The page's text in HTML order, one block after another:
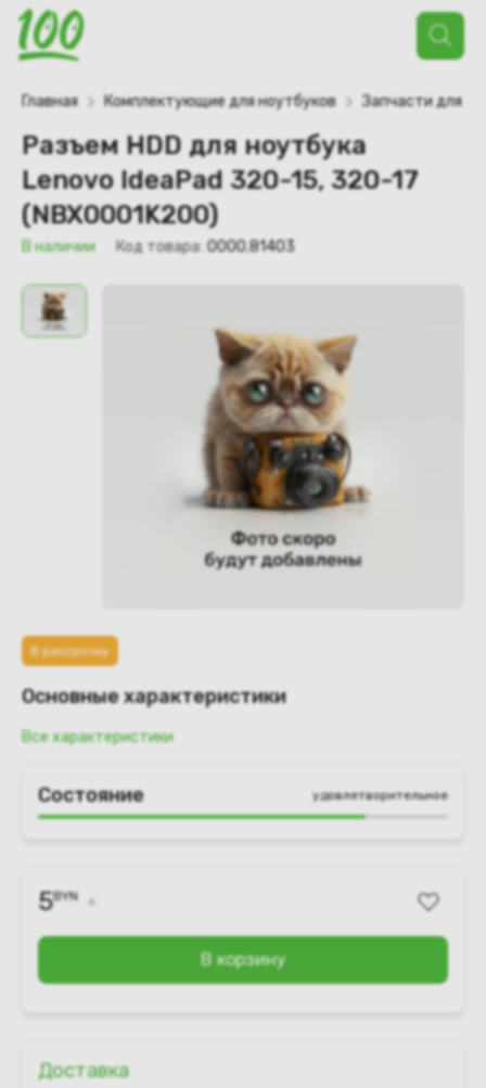
Поиск
товаров
Главная Комплектующие для ноутбуков Запчасти для
Разъем HDD для ноутбука
Lenovo IdeaPad 320-15, 320-17
(NBX0001K200)
В наличии Код товара: 0000.81403
В рассрочку
Основные характеристики
Все характеристики
Состояние удовлетворительное
5BYN 6
В корзину
Доставка